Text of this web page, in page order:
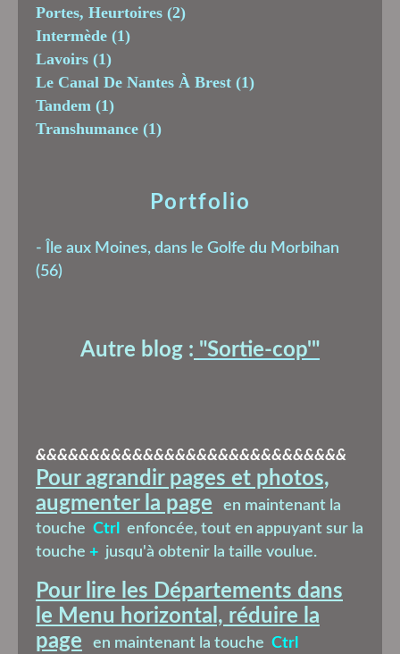
Portes, Heurtoires (2)
Intermède (1)
Lavoirs (1)
Le Canal De Nantes À Brest (1)
Tandem (1)
Transhumance (1)
Portfolio
- Île aux Moines, dans le Golfe du Morbihan
(56)
Autre blog : "Sortie-cop'"
&&&&&&&&&&&&&&&&&&&&&&&&&&&&&
Pour agrandir pages et photos,
augmenter la page
en maintenant la
touche Ctrl
enfoncée, tout en appuyant sur la
touche + jusqu'à obtenir la taille voulue.
Pour lire les Départements dans
le Menu horizontal, réduire la
page
en maintenant la touche Ctrl